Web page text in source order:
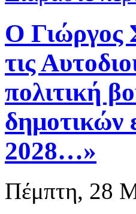
Ο Γιώργος
τις
πολιτική
δημοτικών
2028…»
Πέμπτη, 28